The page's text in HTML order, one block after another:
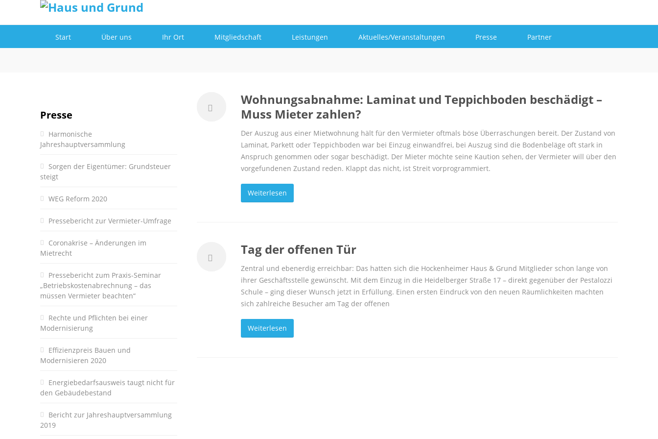
Start Über uns Ihr Ort Mitgliedschaft Leistungen Aktuelles/Veranstaltungen Presse Partner
Wohnungsabnahme: Laminat und Teppichboden beschädigt –
Muss Mieter zahlen?
Der Auszug aus einer Mietwohnung hält für den Vermieter oftmals böse Überraschungen bereit. Der Zustand von
Laminat, Parkett oder Teppichboden war bei Einzug einwandfrei, bei Auszug sind die Bodenbeläge oft stark in
Anspruch genommen oder sogar beschädigt. Der Mieter möchte seine Kaution sehen, der Vermieter will über den
vorgefundenen Zustand reden. Klappt das nicht, ist Streit vorprogrammiert.
Weiterlesen
Tag der offenen Tür
Zentral und ebenerdig erreichbar: Das hatten sich die Hockenheimer Haus & Grund Mitglieder schon lange von
ihrer Geschäftsstelle gewünscht. Mit dem Einzug in die Heidelberger Straße 17 – direkt gegenüber der Pestalozzi
Schule – ging dieser Wunsch jetzt in Erfüllung. Einen ersten Eindruck von den neuen Räumlichkeiten machten
sich zahlreiche Besucher am Tag der offenen
Weiterlesen
Presse
Harmonische
Jahreshauptversammlung
Sorgen der Eigentümer: Grundsteuer
steigt
WEG Reform 2020
Pressebericht zur Vermieter-Umfrage
Coronakrise – Änderungen im
Mietrecht
Pressebericht zum Praxis-Seminar
„Betriebskostenabrechnung – das
müssen Vermieter beachten“
Rechte und Pflichten bei einer
Modernisierung
Effizienzpreis Bauen und
Modernisieren 2020
Energiebedarfsausweis taugt nicht für
den Gebäudebestand
Bericht zur Jahreshauptversammlung
2019